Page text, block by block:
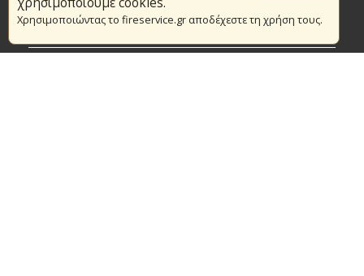
Χρησιμοποιώντας το fireservice.gr αποδέχεστε τη χρήση τους.